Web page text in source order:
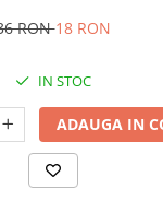
RON18 RON
IN STOC
ADAUGA IN